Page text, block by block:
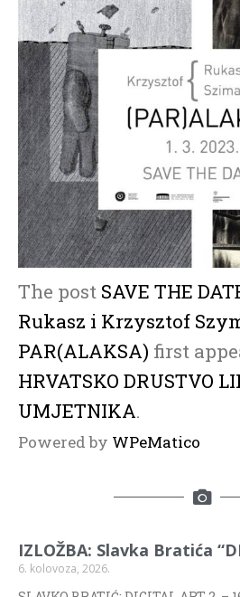
The post SAVE THE
Rukasz i Krzysztof
PAR(ALAKSA) first
HRVATSKO DRUSTVO
UMJETNIKA.
Powered by WPeMatico
IZLOŽBA: Slavka Bratića
6. kolovoza, 2026.